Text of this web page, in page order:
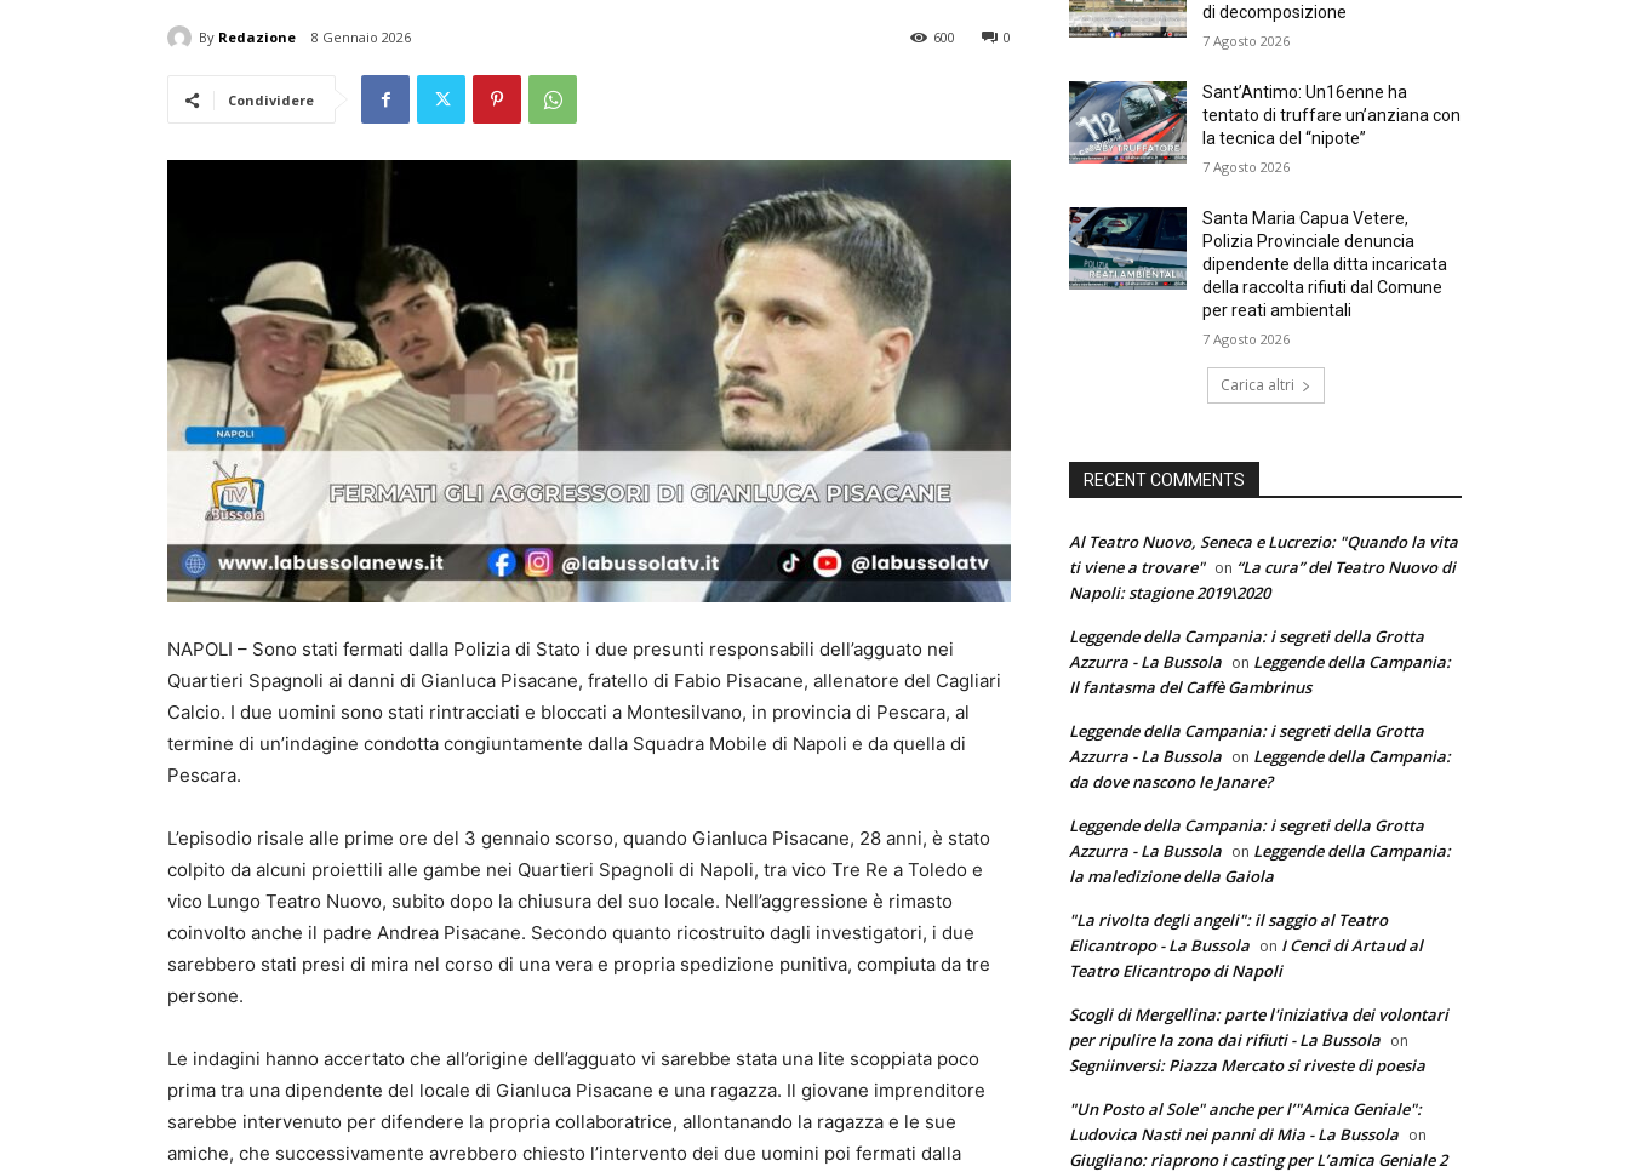
By Redazione 8 Gennaio 2026 0
600
Condividere
NAPOLI – Sono stati fermati dalla Polizia di Stato i due presunti responsabili dell’agguato nei
Quartieri Spagnoli ai danni di Gianluca Pisacane, fratello di Fabio Pisacane, allenatore del Cagliari
Calcio. I due uomini sono stati rintracciati e bloccati a Montesilvano, in provincia di Pescara, al
termine di un’indagine condotta congiuntamente dalla Squadra Mobile di Napoli e da quella di
Pescara.
L’episodio risale alle prime ore del 3 gennaio scorso, quando Gianluca Pisacane, 28 anni, è stato
colpito da alcuni proiettili alle gambe nei Quartieri Spagnoli di Napoli, tra vico Tre Re a Toledo e
vico Lungo Teatro Nuovo, subito dopo la chiusura del suo locale. Nell’aggressione è rimasto
coinvolto anche il padre Andrea Pisacane. Secondo quanto ricostruito dagli investigatori, i due
sarebbero stati presi di mira nel corso di una vera e propria spedizione punitiva, compiuta da tre
persone.
Le indagini hanno accertato che all’origine dell’agguato vi sarebbe stata una lite scoppiata poco
prima tra una dipendente del locale di Gianluca Pisacane e una ragazza. Il giovane imprenditore
sarebbe intervenuto per difendere la propria collaboratrice, allontanando la ragazza e le sue
amiche, che successivamente avrebbero chiesto l’intervento dei due uomini poi fermati dalla
di decomposizione
7 Agosto 2026
Sant’Antimo: Un16enne ha
tentato di truffare un’anziana con
la tecnica del “nipote”
7 Agosto 2026
Santa Maria Capua Vetere,
Polizia Provinciale denuncia
dipendente della ditta incaricata
della raccolta rifiuti dal Comune
per reati ambientali
7 Agosto 2026
Carica altri
RECENT COMMENTS
Al Teatro Nuovo, Seneca e Lucrezio: "Quando la vita
ti viene a trovare" on “La cura” del Teatro Nuovo di
Napoli: stagione 2019\2020
Leggende della Campania: i segreti della Grotta
Azzurra - La Bussola on Leggende della Campania:
Il fantasma del Caffè Gambrinus
Leggende della Campania: i segreti della Grotta
Azzurra - La Bussola on Leggende della Campania:
da dove nascono le Janare?
Leggende della Campania: i segreti della Grotta
Azzurra - La Bussola on Leggende della Campania:
la maledizione della Gaiola
"La rivolta degli angeli": il saggio al Teatro
Elicantropo - La Bussola on I Cenci di Artaud al
Teatro Elicantropo di Napoli
Scogli di Mergellina: parte l'iniziativa dei volontari
per ripulire la zona dai rifiuti - La Bussola on
Segniinversi: Piazza Mercato si riveste di poesia
"Un Posto al Sole" anche per l’"Amica Geniale":
Ludovica Nasti nei panni di Mia - La Bussola on
Giugliano: riaprono i casting per L’amica Geniale 2